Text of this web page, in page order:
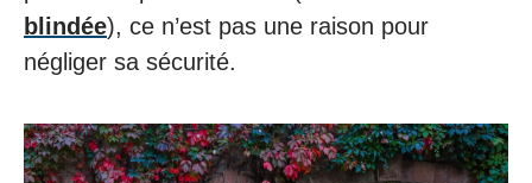
blindée), ce n’est pas une raison pour
négliger sa sécurité.